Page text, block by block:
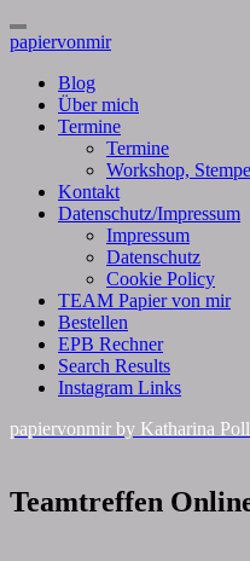
Toggle
Navigation
papiervonmir
Blog
Über mich
Termine
Termine
Workshop,
Kontakt
Datenschutz/Impressum
Impressum
Datenschutz
Cookie Policy
TEAM Papier von mir
Bestellen
EPB Rechner
Search Results
Instagram Links
papiervonmir by Katharina
Teamtreffen
Online
Teamtreffen